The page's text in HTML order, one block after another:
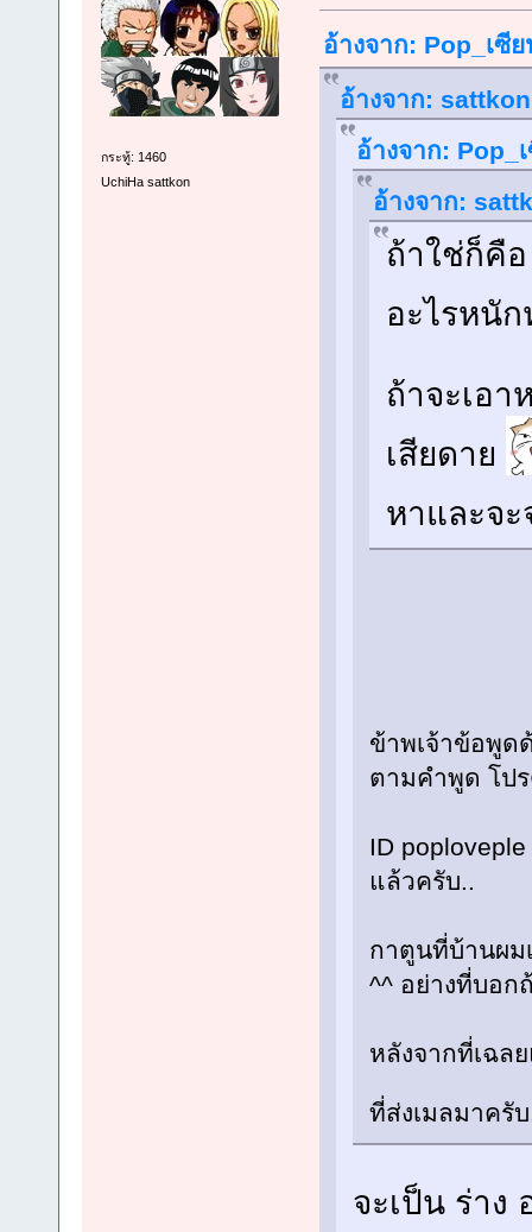
กระทู้: 1460
UchiHa sattkon
อ้างจาก: Pop_เซี
อ้างจาก:
อ้างจาก: Pop_
อ้างจาก:
ถ้าใช่ก็คื
อะไรหนั
ถ้าจะเอา
เสียดาย
หาและจ
ข้าพเจ้าข้อพูด
ตามคำพูด โป
ID
แล้วครับ..
กาตูนที่บ้านผม
^^ อย่างที่บอก
หลังจากที่เฉล
ที่ส่งเมลมาครั
จะเป็น ร่าง